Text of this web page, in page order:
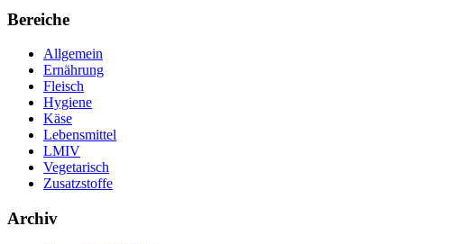
Bereiche
Allgemein
Ernährung
Fleisch
Hygiene
Käse
Lebensmittel
LMIV
Vegetarisch
Zusatzstoffe
Archiv